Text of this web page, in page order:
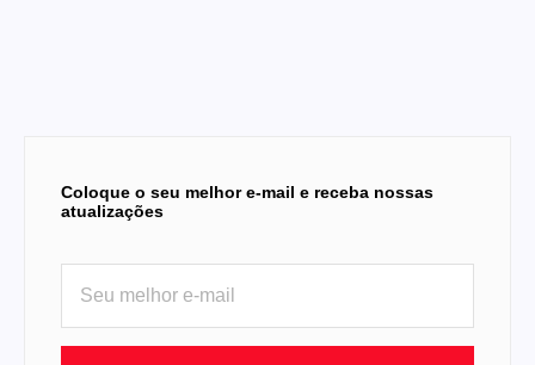
Coloque o seu melhor e-mail e receba nossas
atualizações